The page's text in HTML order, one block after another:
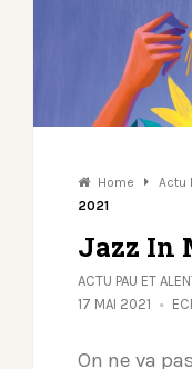
Home Actu
2021
Jazz In
ACTU PAU ET
17 MAI 2021
On ne va